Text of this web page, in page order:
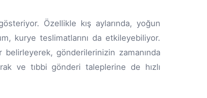
Özellikle kış aylarında, yoğun
kurye teslimatlarını da etkileyebiliyor.
gönderilerinizin zamanında
ve tıbbi gönderi taleplerine de hızlı